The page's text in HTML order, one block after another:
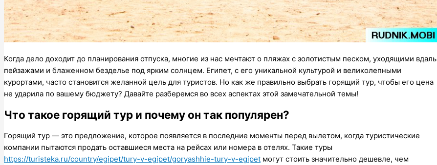
Когда дело доходит до планирования отпуска, многие из нас мечтают о пляжах с золотистым песком, уходящими вдаль
пейзажами и блаженном безделье под ярким солнцем. Египет, с его уникальной культурой и великолепными
курортами, часто становится желанной цель для туристов. Но как же правильно выбрать горящий тур, чтобы его цена
не ударила по вашему бюджету? Давайте разберемся во всех аспектах этой замечательной темы!
Что такое горящий тур и почему он так популярен?
Горящий тур — это предложение, которое появляется в последние моменты перед вылетом, когда туристические
компании пытаются продать оставшиеся места на рейсах или номера в отелях. Такие туры
https://turisteka.ru/country/egipet/tury-v-egipet/goryashhie-tury-v-egipet могут стоить значительно дешевле, чем